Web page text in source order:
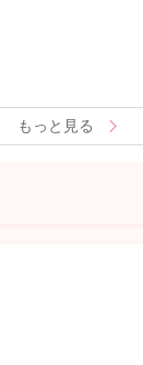
もっと見る